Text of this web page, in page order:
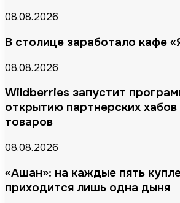
08.08.2026
В столице заработало кафе
08.08.2026
Wildberries запустит
открытию партнерских
товаров
08.08.2026
«Ашан»: на каждые пять
приходится лишь одна дыня